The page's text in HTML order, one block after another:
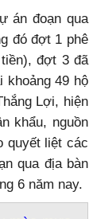
án đoạn qua
đó đợt 1 phê
đợt 3 đã
khoảng 49 hộ
Lợi, hiện
khẩu, nguồn
quyết liệt các
qua địa bàn
6 năm nay.